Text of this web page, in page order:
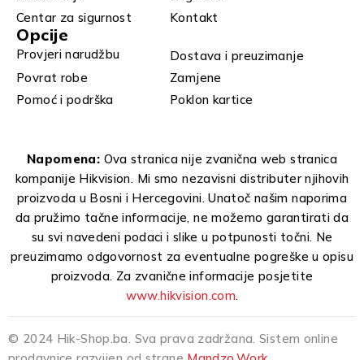
Centar za sigurnost
Kontakt
Opcije
Provjeri narudžbu
Dostava i preuzimanje
Povrat robe
Zamjene
Pomoć i podrška
Poklon kartice
Napomena: Ova stranica nije zvanična web stranica
kompanije Hikvision. Mi smo nezavisni distributer njihovih
proizvoda u Bosni i Hercegovini. Unatoč našim naporima
da pružimo tačne informacije, ne možemo garantirati da
su svi navedeni podaci i slike u potpunosti točni. Ne
preuzimamo odgovornost za eventualne pogreške u opisu
proizvoda. Za zvanične informacije posjetite
www.hikvision.com.
© 2024 Hik-Shop.ba. Sva prava zadržana. Sistem online